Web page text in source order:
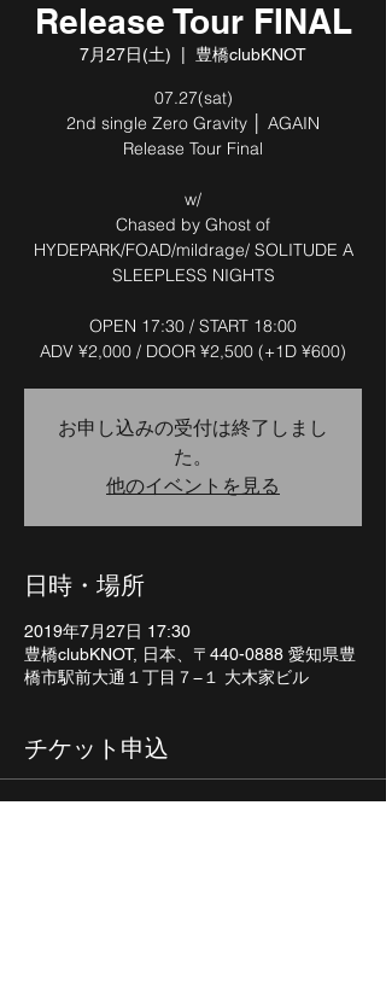
Release Tour FINAL
7月27日(土) 豊橋clubKNOT
07.27(sat)
2nd single Zero Gravity │ AGAIN
Release Tour Final
w/
Chased by Ghost of
HYDEPARK/FOAD/mildrage/ SOLITUDE A
SLEEPLESS NIGHTS
OPEN 17:30 / START 18:00
ADV ¥2,000 / DOOR ¥2,500 (+1D ¥600)
お申し込みの受付は終了しまし
た。
他のイベントを見る
日時・場所
2019年7月27日 17:30
豊橋clubKNOT, 日本、〒440-0888 愛知県豊
橋市駅前大通１丁目７−１ 大木家ビル
チケット申込